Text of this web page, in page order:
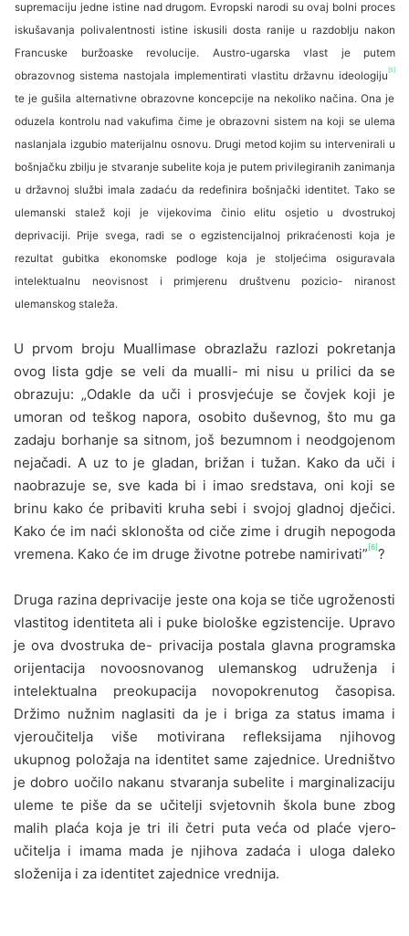
supremaciju jedne istine nad drugom. Evropski narodi su ovaj bolni proces
iskušavanja polivalentnosti istine iskusili dosta ranije u razdoblju nakon
Francuske buržoaske revolucije. Austro-ugarska vlast je putem
obrazovnog sistema nastojala implementirati vlastitu državnu ideologiju [5]
te je gušila alterna­tivne obrazovne koncepcije na nekoliko načina. Ona je
oduzela kontrolu nad vakufima čime je obrazovni sistem na koji se ulema
naslanjala iz­gubio materijalnu osnovu. Drugi metod kojim su intervenirali u
bošnjačku zbilju je stvaranje subelite koja je putem privilegiranih zanima­nja
u državnoj službi imala zadaću da redefini­ra bošnjački identitet. Tako se
ulemanski stalež koji je vijekovima činio elitu osjetio u dvostrukoj
deprivaciji. Prije svega, radi se o egzistencijalnoj prikraćenosti koja je
rezultat gubitka ekonomske podloge koja je stoljećima osiguravala
intelektu­alnu neovisnost i primjerenu društvenu pozicio- niranost
ulemanskog staleža.
U prvom broju Muallimase obrazlažu ra­zlozi pokretanja
ovog lista gdje se veli da mualli- mi nisu u prilici da se
obrazuju: „Odakle da uči i prosvjećuje se čovjek koji je
umoran od teškog napora, osobito duševnog, što mu ga
zadaju borhanje sa sitnom, još bezumnom i neodgojenom
nejačadi. A uz to je gladan, brižan i tužan. Kako da uči i
naobrazuje se, sve kada bi i imao sredsta­va, oni koji se
brinu kako će pribaviti kruha sebi i svojoj gladnoj dječici.
Kako će im naći sklonošta od ciče zime i drugih nepogoda
vremena. Kako će im druge životne potrebe namirivati” [6]?
Druga razina deprivacije jeste ona koja se tiče ugroženosti
vlastitog identiteta ali i puke bi­ološke egzistencije. Upravo
je ova dvostruka de- privacija postala glavna programska
orijentacija novoosnovanog ulemanskog udruženja i
intelek­tualna preokupacija novopokrenutog časopisa.
Držimo nužnim naglasiti da je i briga za status imama i
vjeroučitelja više motivirana refleksija­ma njihovog
ukupnog položaja na identitet same zajednice. Uredništvo
je dobro uočilo nakanu stvaranja subelite i marginalizaciju
uleme te piše da se učitelji svjetovnih škola bune zbog
malih plaća koja je tri ili četri puta veća od plaće vjero­
učitelja i imama mada je njihova zadaća i uloga daleko
složenija i za identitet zajednice vrednija.